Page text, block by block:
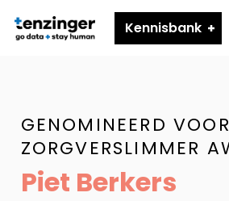
Tenzinger
Kennisbank
GENOMINEERD
ZORGVERSLIMMER
Piet Berkers